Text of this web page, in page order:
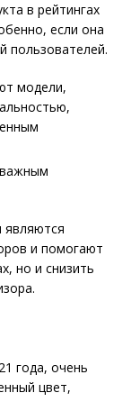
в рейтингах
если она
пользователей.
модели,
являются
и помогают
но и снизить
года, очень
цвет,